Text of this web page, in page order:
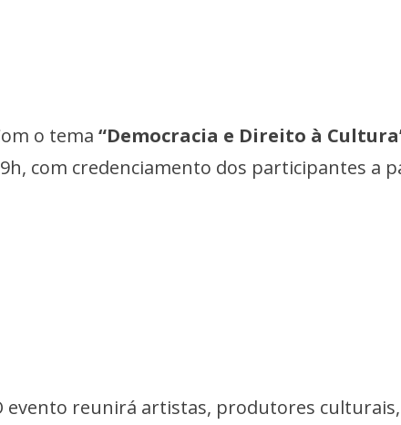
o tema“Democracia e Direito à
com credenciamento dos participantes a
evento reunirá artistas, produtores